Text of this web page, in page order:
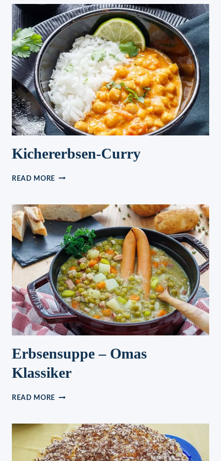
Kichererbsen-Curry
READ MORE KICHERERBSEN-
Erbsensuppe – Omas
Klassiker
READ MORE ERBSENSUPPE
KLASSIKER